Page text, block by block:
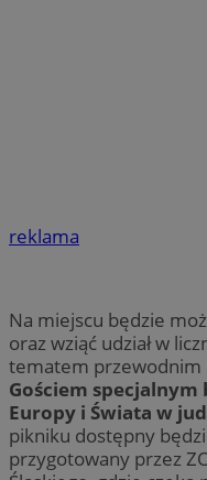
reklama
Na miejscu będzie
oraz wziąć udział w
tematem przewodnim
Gościem
Europy i Świata w
pikniku dostępny
przygotowany przez